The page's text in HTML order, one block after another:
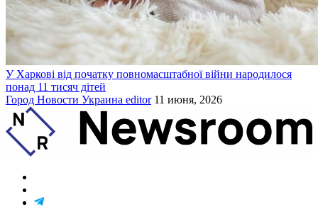
У Харкові від початку повномасштабної війни народилося
понад 11 тисяч дітей
Город Новости Украина editor 11 июня, 2026